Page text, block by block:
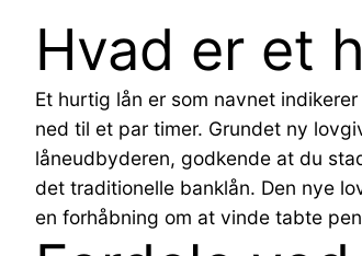
Hvad er et
Et hurtig lån er som navnet
ned til et par timer. Grundet ny
låneudbyderen, godkende at du
det traditionelle banklån. Den nye
en forhåbning om at vinde tabte